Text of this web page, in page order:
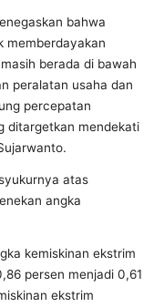
bahwa
memberdayakan
berada di bawah
peralatan usaha dan
percepatan
ditargetkan mendekati
atas
angka
kemiskinan ekstrim
persen menjadi 0,61
ekstrim